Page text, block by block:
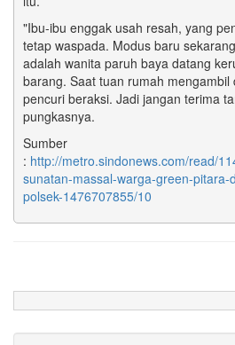
"Ibu-ibu enggak usah resah, yang
tetap waspada. Modus baru
adalah wanita paruh baya datang
barang. Saat tuan rumah mengambil
pencuri beraksi. Jadi jangan terima
pungkasnya.
Sumber
: http://metro.sindonews.com/read/
sunatan-massal-warga-green-pitara-
polsek-1476707855/10